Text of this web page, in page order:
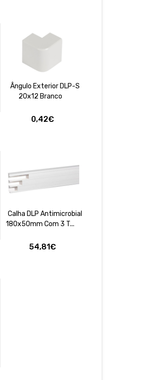
Ângulo Exterior DLP-S
20x12 Branco
0,42€
Calha DLP Antimicrobial
180x50mm Com 3 T...
54,81€